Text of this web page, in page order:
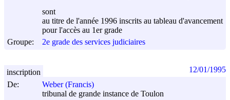
sont
au titre de l'année 1996 inscrits au tableau d'avancement
pour l'accès au 1er grade
Groupe:
2e grade des services judiciaires
De:
Weber (Francis)
tribunal de grande instance de Toulon
inscription 12/01/1995